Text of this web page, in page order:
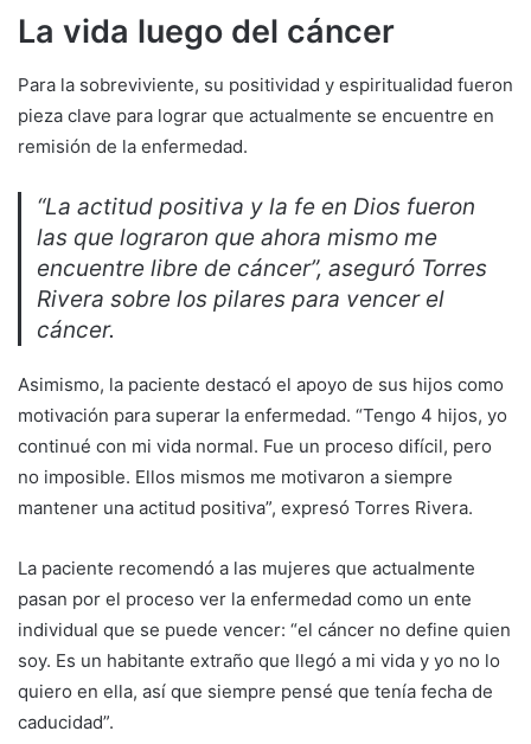
La vida luego del cáncer
Para la sobreviviente, su positividad y espiritualidad fueron
pieza clave para lograr que actualmente se encuentre en
remisión de la enfermedad.
“La actitud positiva y la fe en Dios fueron
las que lograron que ahora mismo me
encuentre libre de cáncer”, aseguró Torres
Rivera sobre los pilares para vencer el
cáncer.
Asimismo, la paciente destacó el apoyo de sus hijos como
motivación para superar la enfermedad. “Tengo 4 hijos, yo
continué con mi vida normal. Fue un proceso difícil, pero
no imposible. Ellos mismos me motivaron a siempre
mantener una actitud positiva”, expresó Torres Rivera.
La paciente recomendó a las mujeres que actualmente
pasan por el proceso ver la enfermedad como un ente
individual que se puede vencer: “el cáncer no define quien
soy. Es un habitante extraño que llegó a mi vida y yo no lo
quiero en ella, así que siempre pensé que tenía fecha de
caducidad”.